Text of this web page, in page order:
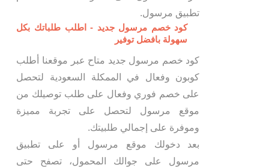
تطبيق مرسول.
كود خصم مرسول جديد - اطلب طلباتك بكل
سهولة بافضل توفير
كود خصم مرسول جديد متاح عبر موقعنا أطلب
كوبون وفعال في الممكلة السعودية لتحصل
على خصم فوري وفعال على طلب توصيلك من
موقع مرسول لتحصل على تجربة مميزة
وموفرة على إجمالي طلبيتك.
بعد دخولك موقع مرسول أو على تطبيق
مرسول على جوالك المحمول، تصفح حتى